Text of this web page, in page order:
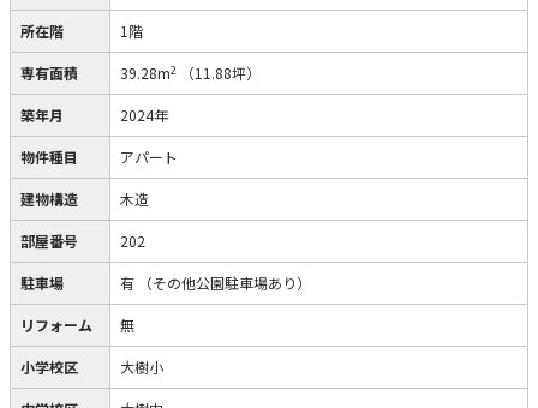
所在階 1階
専有面積 39.28m2 （11.88坪）
築年月 2024年
物件種目 アパート
建物構造 木造
部屋番号 202
駐車場 有 （その他公園駐車場あり）
リフォーム 無
小学校区 大樹小